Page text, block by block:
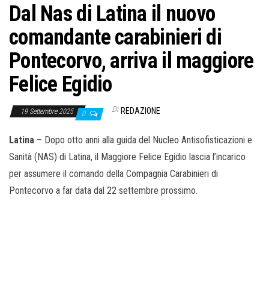
Dal Nas di Latina il nuovo
comandante carabinieri di
Pontecorvo, arriva il maggiore
Felice Egidio
19 Settembre 2025 0 Di REDAZIONE
Latina – Dopo otto anni alla guida del Nucleo Antisofisticazioni e
Sanità (NAS) di Latina, il Maggiore Felice Egidio lascia l’incarico
per assumere il comando della Compagnia Carabinieri di
Pontecorvo a far data dal 22 settembre prossimo.